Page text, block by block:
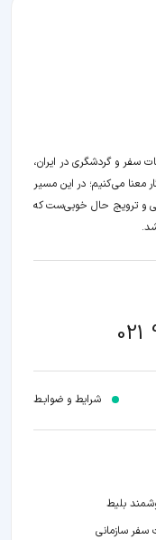
سفر و گردشگری در ایران،
معنا می‌کنیم؛ در این مسیر‍
و ترویج حال خوبی‌ست که
021
شرایط و ضوابـط
بلیط
سازمانی